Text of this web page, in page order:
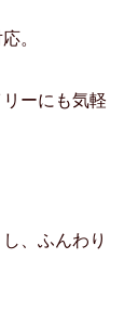
。
ーにも気軽
、ふんわり